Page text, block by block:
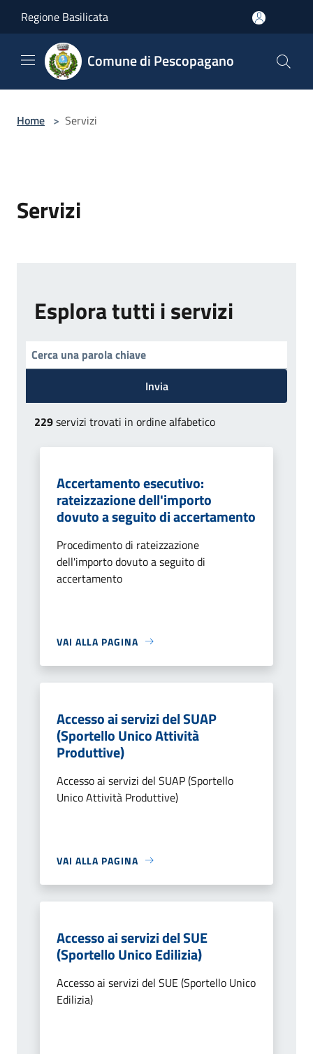
Regione Basilicata
Comune di Pescopagano
Home > Servizi
Servizi
Esplora tutti i servizi
Invia
229servizi trovati in ordine alfabetico
Accertamento esecutivo:
rateizzazione dell'importo
dovuto a seguito di accertamento
Procedimento di rateizzazione
dell'importo dovuto a seguito di
accertamento
VAI ALLA PAGINA
Accesso ai servizi del SUAP
(Sportello Unico Attività
Produttive)
Accesso ai servizi del SUAP (Sportello
Unico Attività Produttive)
VAI ALLA PAGINA
Accesso ai servizi del SUE
(Sportello Unico Edilizia)
Accesso ai servizi del SUE (Sportello Unico
Edilizia)